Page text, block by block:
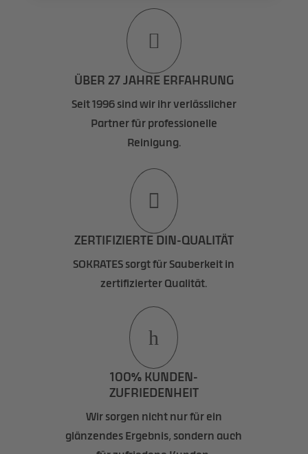

ÜBER 27 JAHRE ERFAHRUNG
Seit 1996 sind wir ihr verlässlicher
Partner für professionelle
Reinigung.

ZERTIFIZIERTE DIN-QUALITÄT
SOKRATES sorgt für Sauberkeit in
zertifizierter Qualität.
h
100% KUNDEN-
ZUFRIEDENHEIT
Wir sorgen nicht nur für ein
glänzendes Ergebnis, sondern auch